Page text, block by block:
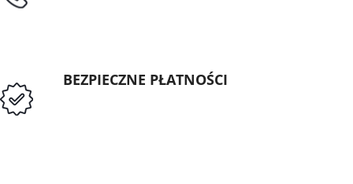
BEZPIECZNE PŁATNOŚCI